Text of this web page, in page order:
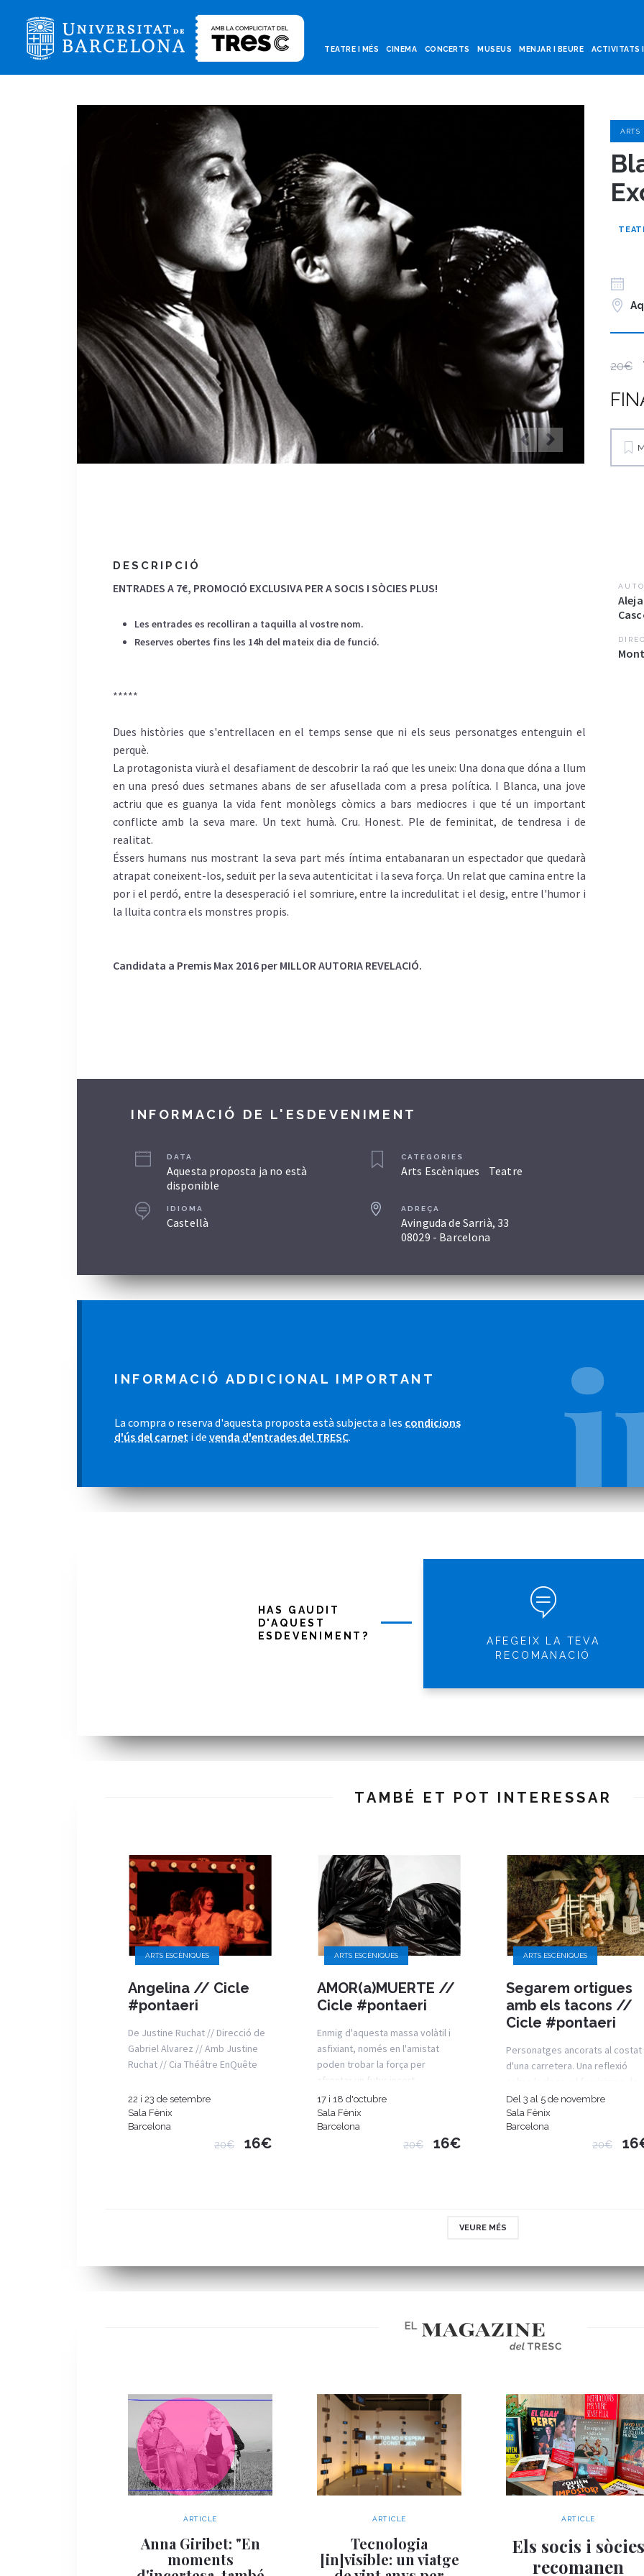
TEATRE I MÉS CINEMA CONCERTS MUSEUS MENJAR I BEURE ACTIVITATS
ARTS
20€
DESCRIPCIÓ
ENTRADES A 7€, PROMOCIÓ EXCLUSIVA PER A SOCIS I SÒCIES PLUS!
Les entrades es recolliran a taquilla al vostre nom.
Reserves obertes fins les 14h del mateix dia de funció.
*****
Dues històries que s'entrellacen en el temps sense que ni els seus personatges entenguin el
perquè.
La protagonista viurà el desafiament de descobrir la raó que les uneix: Una dona que dóna a llum
en una presó dues setmanes abans de ser afusellada com a presa política. I Blanca, una jove
actriu que es guanya la vida fent monòlegs còmics a bars mediocres i que té un important
conflicte amb la seva mare. Un text humà. Cru. Honest. Ple de feminitat, de tendresa i de
realitat.
Éssers humans nus mostrant la seva part més íntima entabanaran un espectador que quedarà
atrapat coneixent-los, seduït per la seva autenticitat i la seva força. Un relat que camina entre la
por i el perdó, entre la desesperació i el somriure, entre la incredulitat i el desig, entre l'humor i
la lluita contra els monstres propis.
Candidata a Premis Max 2016 per MILLOR AUTORIA REVELACIÓ.
INFORMACIÓ DE L'ESDEVENIMENT
DATA
Aquesta proposta ja no està
disponible
IDIOMA
Castellà
CATEGORIES
Arts Escèniques Teatre
ADREÇA
Avinguda de Sarrià, 33
08029 - Barcelona
INFORMACIÓ ADDICIONAL IMPORTANT
La compra o reserva d'aquesta proposta està subjecta a les condicions
d'ús del carnet i de venda d'entrades del TRESC.
HAS GAUDIT
D'AQUEST
ESDEVENIMENT?
AFEGEIX LA TEVA
RECOMANACIÓ
TAMBÉ ET POT INTERESSAR
ARTS ESCÈNIQUES
Angelina // Cicle
#pontaeri
De Justine Ruchat // Direcció de
Gabriel Alvarez // Amb Justine
Ruchat // Cia Théâtre EnQuête
22 i 23 de setembre
Sala Fènix
Barcelona
20€ 16€
ARTS ESCÈNIQUES
AMOR(a)MUERTE //
Cicle #pontaeri
Enmig d'aquesta massa volàtil i
asfixiant, només en l'amistat
poden trobar la força per
afrontar un futur incert.
17 i 18 d'octubre
Sala Fènix
Barcelona
20€ 16€
ARTS ESCÈNIQUES
Segarem ortigues
amb els tacons //
Cicle #pontaeri
Personatges ancorats al costat
d'una carretera. Una reflexió
prostitució i el masclisme.
Del 3 al 5 de novembre
Sala Fènix
Barcelona
20€
VEURE MÉS
ARTICLE
Anna Giribet: "En
moments
ARTICLE
Tecnologia
[in]visible: un viatge
ARTICLE
Els socis i sòcies
recomanen